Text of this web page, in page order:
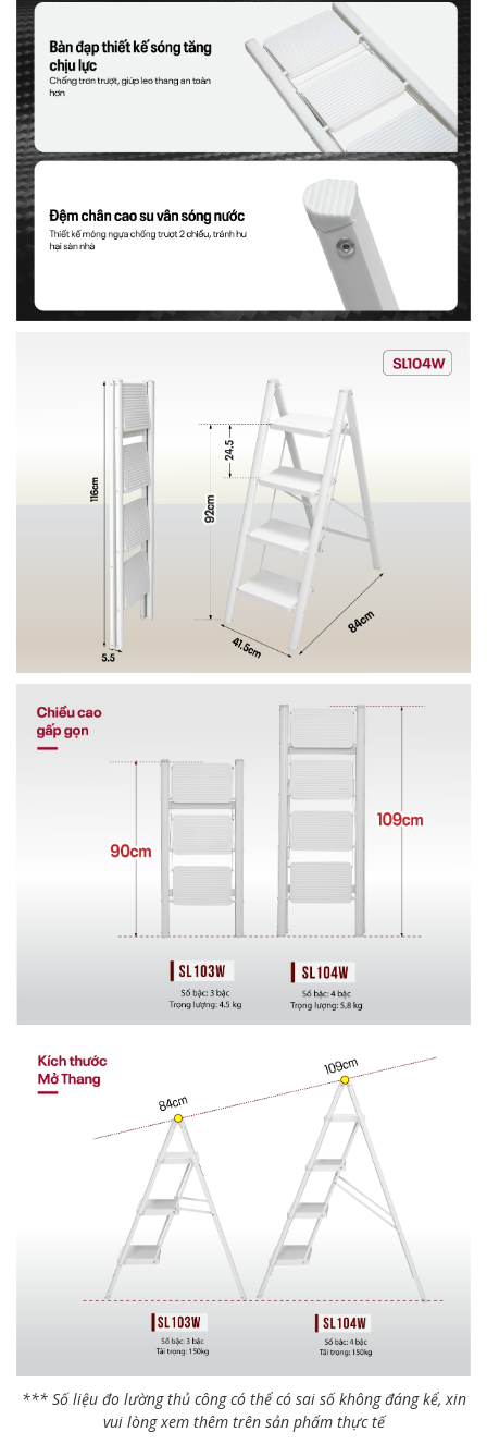
*** Số liệu đo lường thủ công có thể có sai số không đáng kể, xin
vui lòng xem thêm trên sản phẩm thực tế